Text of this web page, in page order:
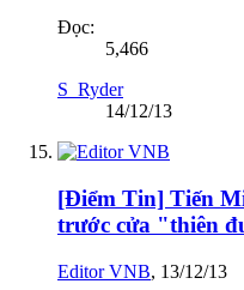
Đọc:
5,466
S_Ryder
14/12/13
[Điểm Tin] Tiến
trước cửa "thiên
Editor VNB, 13/12/13